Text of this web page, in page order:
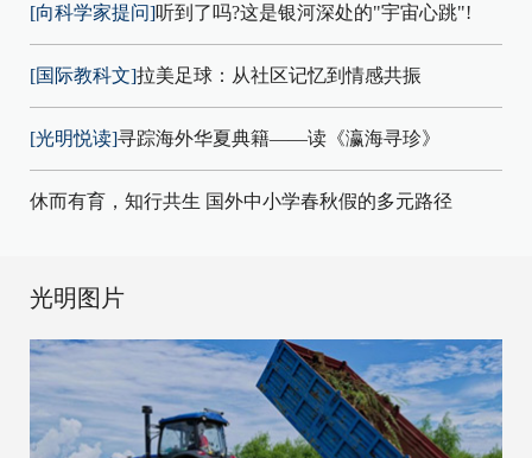
[向科学家提问]听到了吗?这是银河深处的"宇宙心跳"!
[国际教科文]拉美足球：从社区记忆到情感共振
[光明悦读]寻踪海外华夏典籍——读《瀛海寻珍》
休而有育，知行共生 国外中小学春秋假的多元路径
光明图片